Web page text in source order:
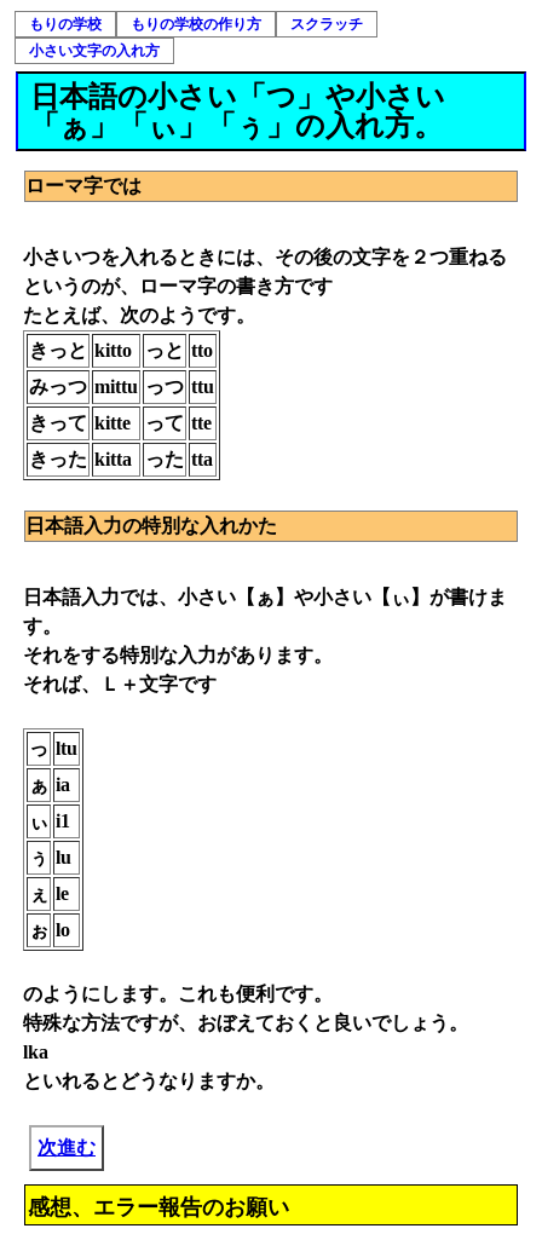
もりの学校 もりの学校の作り方
スクラッチ
小さい文字の入れ方
日本語の小さい「つ」や小さい
「ぁ」「ぃ」「ぅ」の入れ方。
ローマ字では
小さいつを入れるときには、その後の文字を２つ重ねる
というのが、ローマ字の書き方です
たとえば、次のようです。
きっと kitto っと tto
みっつ mittu っつ ttu
きって kitte って tte
きった kitta った tta
日本語入力の特別な入れかた
日本語入力では、小さい【ぁ】や小さい【ぃ】が書けま
す。
それをする特別な入力があります。
それば、Ｌ＋文字です
っ ltu
ぁ ia
ぃ i1
ぅ lu
ぇ le
ぉ lo
のようにします。これも便利です。
特殊な方法ですが、おぼえておくと良いでしょう。
lka
といれるとどうなりますか。
次進む
感想、エラー報告のお願い